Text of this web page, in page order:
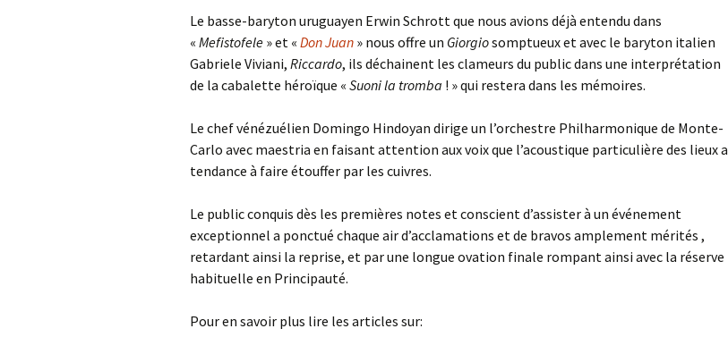
Le basse-baryton uruguayen Erwin Schrott que nous avions déjà entendu dans
« Mefistofele » et « Don Juan » nous offre un Giorgiosomptueux et avec le baryton italien
Gabriele Viviani, Riccardo, ils déchainent les clameurs du public dans une interprétation
de la cabalette héroïque « Suoni la tromba ! » qui restera dans les mémoires.
Le chef vénézuélien Domingo Hindoyan dirige un l’orchestre Philharmonique de Monte-
Carlo avec maestria en faisant attention aux voix que l’acoustique particulière des lieux a
tendance à faire étouffer par les cuivres.
Le public conquis dès les premières notes et conscient d’assister à un événement
exceptionnel a ponctué chaque air d’acclamations et de bravos amplement mérités ,
retardant ainsi la reprise, et par une longue ovation finale rompant ainsi avec la réserve
habituelle en Principauté.
Pour en savoir plus lire les articles sur: